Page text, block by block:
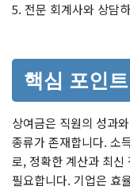
5. 전문 회계사와 상담
핵심 포인
상여금은 직원의 성과
종류가 존재합니다. 소
로, 정확한 계산과 최신
필요합니다. 기업은 효